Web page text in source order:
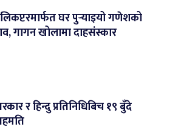
घर पुर्‍याइयो गणेशको
गागन खोलामा दाहसंस्कार
र हिन्दु प्रतिनिधिबिच १९ बुँदे